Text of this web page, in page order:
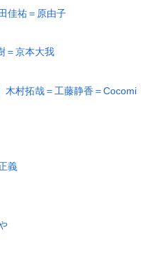
佳祐＝原由子
＝京本大我
木村拓哉＝工藤静香＝Cocomi
義